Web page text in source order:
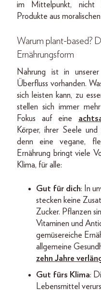
im Mittelpunkt, nicht
Produkte aus
Warum plant-based?
Ernährungsform
Nahrung ist in
Überfluss vorhanden.
sich leisten kann, zu
stellen sich immer
Fokus auf eine
Körper, ihrer Seele
denn eine vegane,
Ernährung bringt viele
Klima, für alle:
Gut für dich: In
stecken keine
Zucker. Pflanzen
Vitaminen und
gemüsereiche
allgemeine
zehn Jahre
Gut fürs Klima:
Lebensmittel